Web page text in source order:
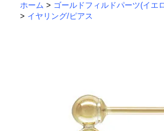
ホーム > ゴールドフィルドパーツ(イエ
> イヤリング/ピアス